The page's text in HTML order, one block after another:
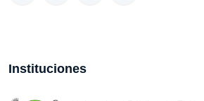
Instituciones